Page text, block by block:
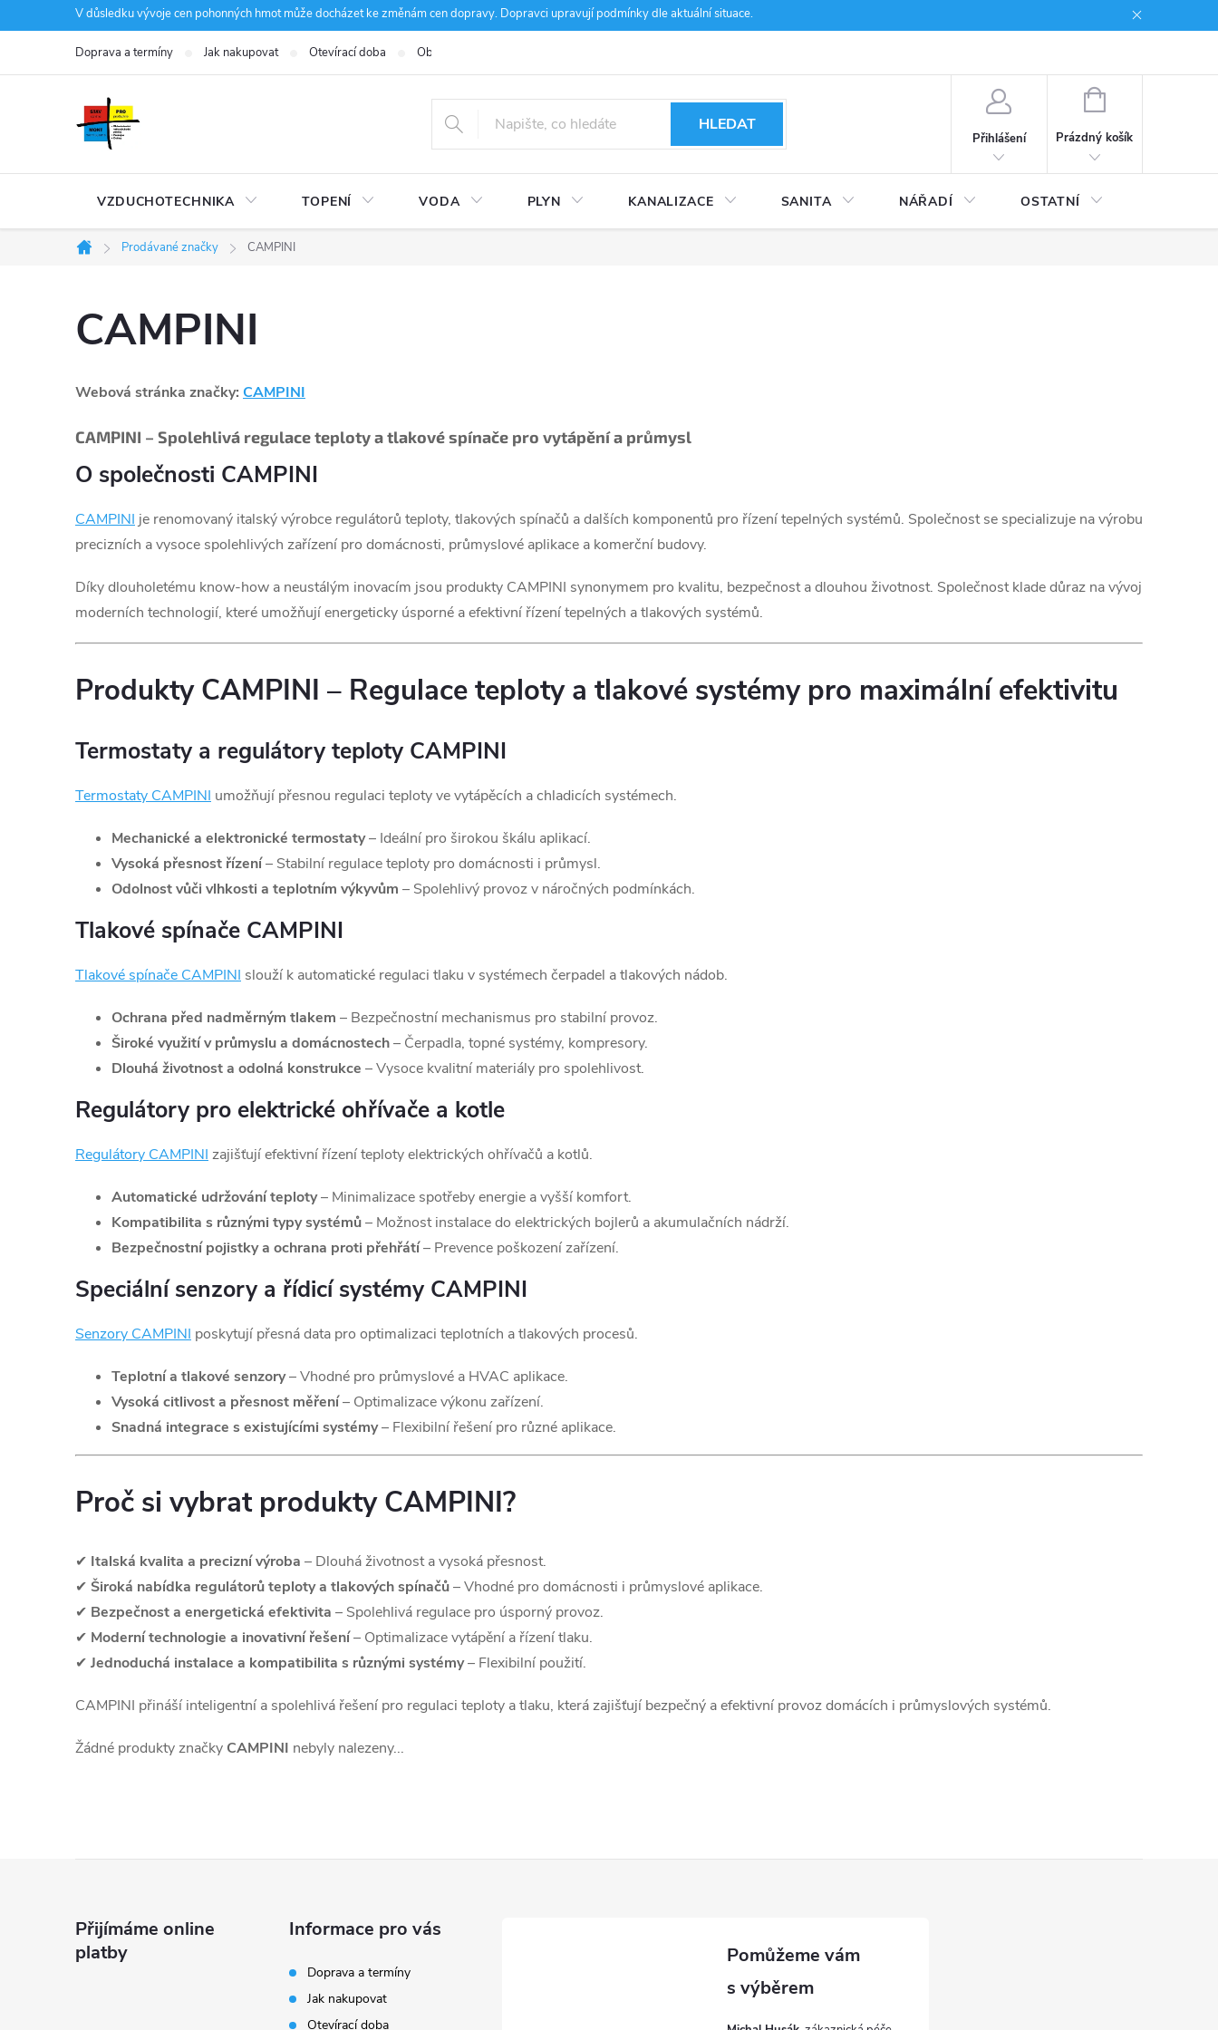
na
V důsledku vývoje cen pohonných hmot může docházet ke změnám cen dopravy. Dopravci upravují podmínky dle aktuální situace.
Doprava a termíny Jak nakupovat Otevírací doba Obchodní podmínky
HLEDAT
Přihlášení
NÁKUPNÍ
Prázdný košík
VZDUCHOTECHNIKA TOPENÍ VODA PLYN KANALIZACE SANITA NÁŘADÍ OSTATNÍ
Domů
Prodávané značky CAMPINI
CAMPINI
Webová stránka značky: CAMPINI
CAMPINI – Spolehlivá regulace teploty a tlakové spínače pro vytápění a průmysl
O společnosti CAMPINI
CAMPINI je renomovaný italský výrobce regulátorů teploty, tlakových spínačů a dalších komponentů pro řízení tepelných systémů. Společnost se specializuje na výrobu
precizních a vysoce spolehlivých zařízení pro domácnosti, průmyslové aplikace a komerční budovy.
Díky dlouholetému know-how a neustálým inovacím jsou produkty CAMPINI synonymem pro kvalitu, bezpečnost a dlouhou životnost. Společnost klade důraz na vývoj
moderních technologií, které umožňují energeticky úsporné a efektivní řízení tepelných a tlakových systémů.
Produkty CAMPINI – Regulace teploty a tlakové systémy pro maximální efektivitu
Termostaty a regulátory teploty CAMPINI
Termostaty CAMPINI umožňují přesnou regulaci teploty ve vytápěcích a chladicích systémech.
Mechanické a elektronické termostaty– Ideální pro širokou škálu aplikací.
Vysoká přesnost řízení– Stabilní regulace teploty pro domácnosti i průmysl.
Odolnost vůči vlhkosti a teplotním výkyvům – Spolehlivý provoz v náročných podmínkách.
Tlakové spínače CAMPINI
Tlakové spínače CAMPINI slouží k automatické regulaci tlaku v systémech čerpadel a tlakových nádob.
Ochrana před nadměrným tlakem – Bezpečnostní mechanismus pro stabilní provoz.
Široké využití v průmyslu a domácnostech– Čerpadla, topné systémy, kompresory.
Dlouhá životnost a odolná konstrukce – Vysoce kvalitní materiály pro spolehlivost.
Regulátory pro elektrické ohřívače a kotle
Regulátory CAMPINI zajišťují efektivní řízení teploty elektrických ohřívačů a kotlů.
Automatické udržování teploty– Minimalizace spotřeby energie a vyšší komfort.
Kompatibilita s různými typy systémů– Možnost instalace do elektrických bojlerů a akumulačních nádrží.
Bezpečnostní pojistky a ochrana proti přehřátí– Prevence poškození zařízení.
Speciální senzory a řídicí systémy CAMPINI
Senzory CAMPINI poskytují přesná data pro optimalizaci teplotních a tlakových procesů.
Teplotní a tlakové senzory– Vhodné pro průmyslové a HVAC aplikace.
Vysoká citlivost a přesnost měření– Optimalizace výkonu zařízení.
Snadná integrace s existujícími systémy– Flexibilní řešení pro různé aplikace.
Proč si vybrat produkty CAMPINI?
✔ Italská kvalita a precizní výroba – Dlouhá životnost a vysoká přesnost.
✔ Široká nabídka regulátorů teploty a tlakových spínačů– Vhodné pro domácnosti i průmyslové aplikace.
✔ Bezpečnost a energetická efektivita – Spolehlivá regulace pro úsporný provoz.
✔ Moderní technologie a inovativní řešení– Optimalizace vytápění a řízení tlaku.
✔ Jednoduchá instalace a kompatibilita s různými systémy– Flexibilní použití.
CAMPINI přináší inteligentní a spolehlivá řešení pro regulaci teploty a tlaku, která zajišťují bezpečný a efektivní provoz domácích i průmyslových systémů.
Žádné produkty značky CAMPINI nebyly nalezeny...
Přijímáme online
platby
Informace pro vás
Doprava a termíny
Jak nakupovat
Otevírací doba